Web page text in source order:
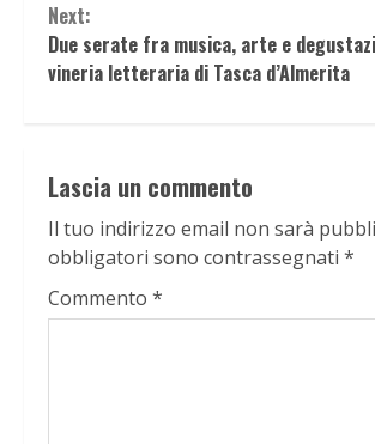
Next:
Due serate fra musica, arte e
vineria letteraria di Tasca d’Almerita
Lascia un commento
Il tuo indirizzo email non sarà
obbligatori sono contrassegnati *
Commento *